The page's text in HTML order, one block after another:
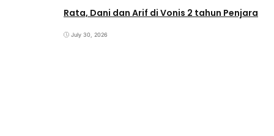
Rata, Dani dan Arif di Vonis 2 tahun Penjara
July 30, 2026